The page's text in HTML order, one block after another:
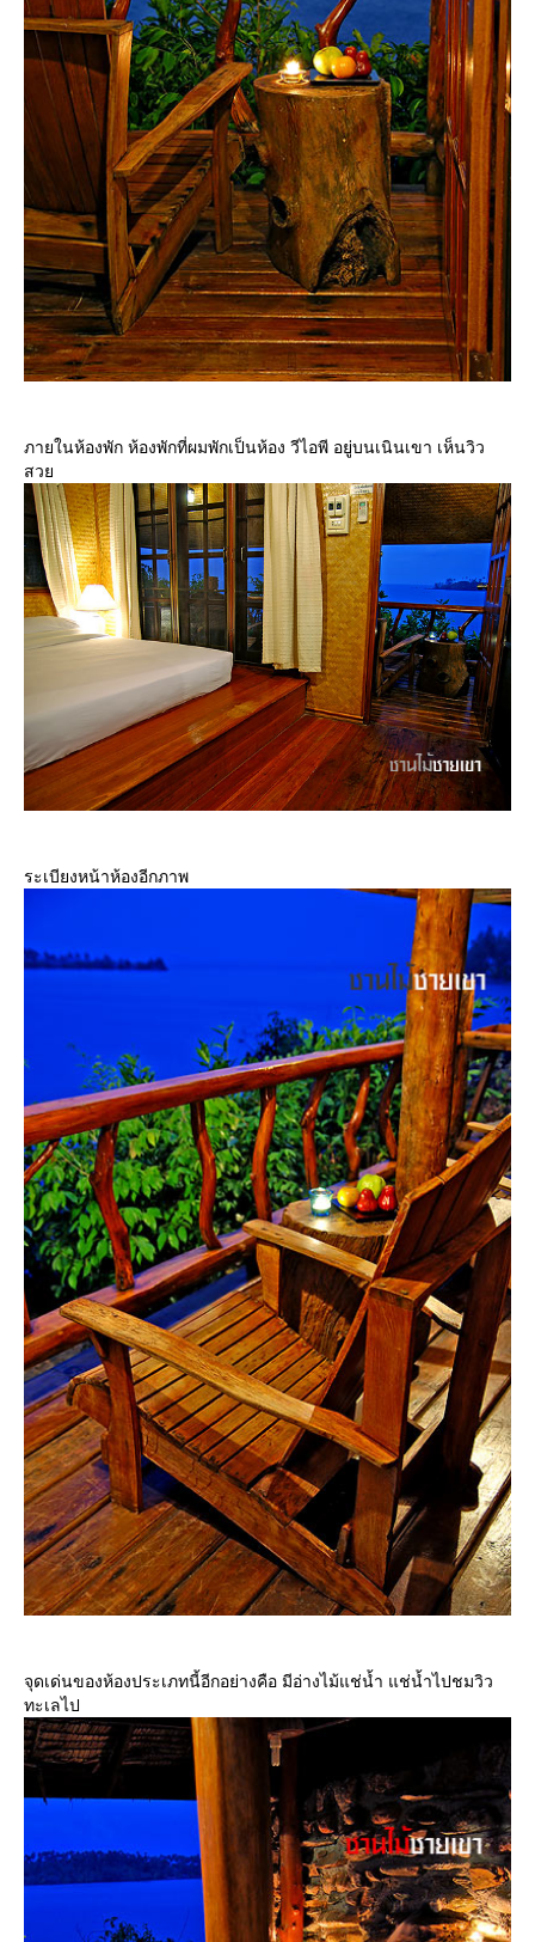
ภายในห้องพัก ห้องพักที่ผมพักเป็นห้อง วีไอพี อยู่บนเนินเขา เห็นวิว
สว
ระเบียงหน้าห้องอีกภาพ
จุดเด่นของห้องประเภทนี้อีกอย่างคือ มีอ่างไม้แช่น้ำ แช่น้ำไปชมวิว
ทะเลไป